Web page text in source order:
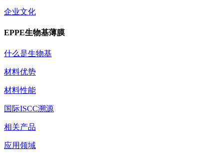
企业文化
EPPE生物基薄膜
什么是生物基
材料优势
材料性能
国际ISCC溯源
相关产品
应用领域